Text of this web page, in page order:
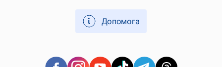
Допомога